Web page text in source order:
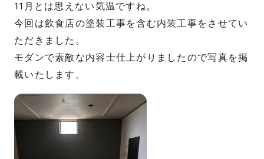
11月とは思えない気温ですね。
今回は飲食店の塗装工事を含む内装工事をさせてい
ただきました。
モダンで素敵な内容士仕上がりましたので写真を掲
載いたします。